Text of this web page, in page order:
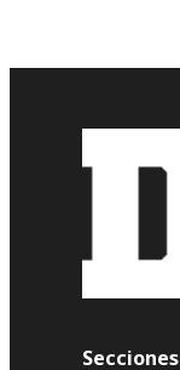
Secciones